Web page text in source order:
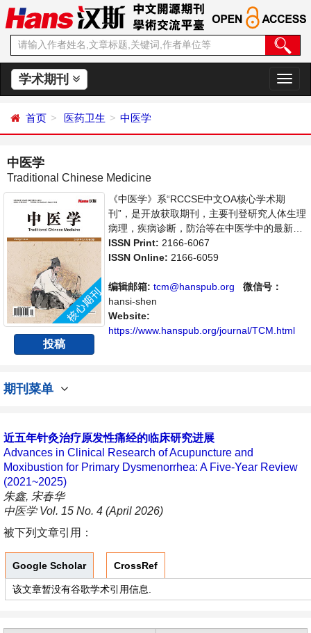
学术期刊
切
换
首页 医药卫生 中医学
中医学
Traditional Chinese Medicine
投稿
《中医学》系“RCCSE中文OA核心学术期
刊”，是开放获取期刊，主要刊登研究人体生理
病理，疾病诊断，防治等在中医学中的最新应
用的论文。本刊支持思想创新、学术创新，倡
导科学，繁荣学术，集学术性、思想性为一
人员提供一个传播、分享和讨论中医学领域内
不同方向问题与发展的交流平台。
ISSN Print: 2166-6067
ISSN Online: 2166-6059
编辑邮箱: tcm@hanspub.org
微信号：
hansi-shen
Website:
https://www.hanspub.org/journal/TCM.html
期刊菜单
近五年针灸治疗原发性痛经的临床研究进展
Advances in Clinical Research of Acupuncture and
Moxibustion for Primary Dysmenorrhea: A Five-Year Review
(2021~2025)
朱鑫, 宋春华
中医学 Vol. 15 No. 4 (April 2026)
被下列文章引用：
Google Scholar CrossRef
该文章暂没有谷歌学术引用信息.